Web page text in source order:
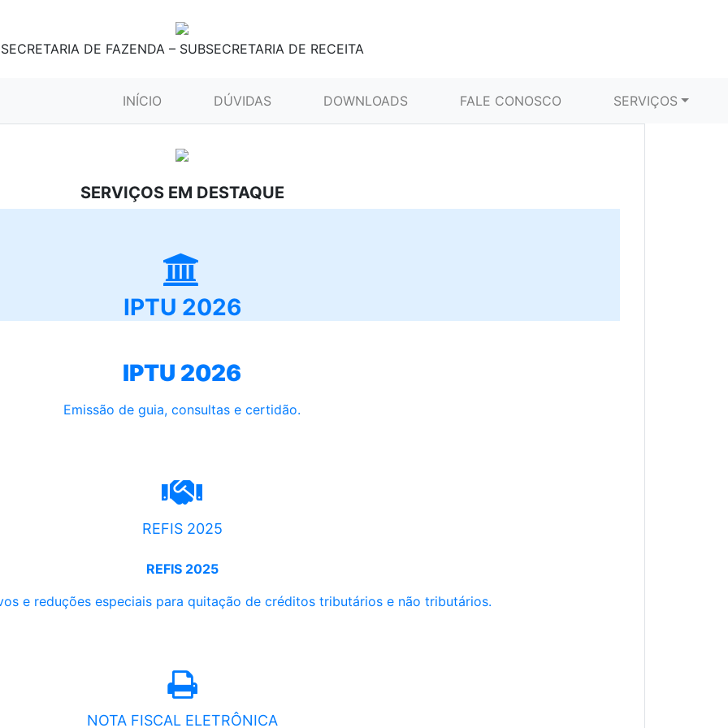
SECRETARIA DE FAZENDA – SUBSECRETARIA DE RECEITA
INÍCIO (CURRENT)DÚVIDAS DOWNLOADS FALE CONOSCO SERVIÇOS
SERVIÇOS EM DESTAQUE
IPTU 2026
IPTU 2026
Emissão de guia, consultas e certidão.
REFIS 2025
REFIS 2025
e reduções especiais para quitação de créditos tributários e não tributários.
NOTA FISCAL ELETRÔNICA